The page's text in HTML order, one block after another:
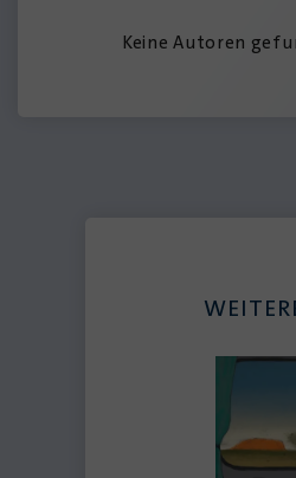
Keine Autoren